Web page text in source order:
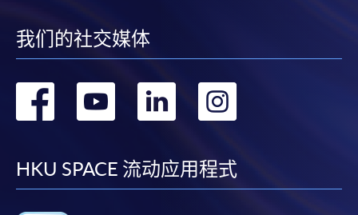
若完成单元 1 至 4 加上 2 个专业单元的 120 个学分，将
获颁工商管理文凭。这些中级奖项的授予是基于爱丁
100%线上授课，每週提供现场学术支援。
我们的社交媒体
转
facebook
转
youtube
转
linkedin
HKU SPACE 流动应用程式